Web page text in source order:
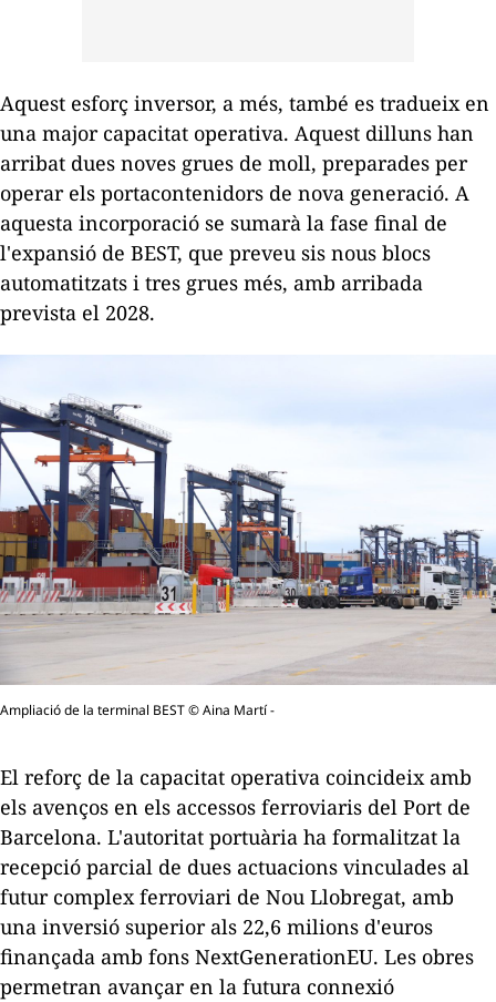
Aquest esforç inversor, a més, també es tradueix en
una major capacitat operativa. Aquest dilluns han
arribat dues noves grues de moll, preparades per
operar els portacontenidors de nova generació. A
aquesta incorporació se sumarà la fase final de
l'expansió de BEST, que preveu sis nous blocs
automatitzats i tres grues més, amb arribada
prevista el 2028.
Ampliació de la terminal BEST © Aina Martí -
El reforç de la capacitat operativa coincideix amb
els avenços en els accessos ferroviaris del Port de
Barcelona. L'autoritat portuària ha formalitzat la
recepció parcial de dues actuacions vinculades al
futur complex ferroviari de Nou Llobregat, amb
una inversió superior als 22,6 milions d'euros
finançada amb fons NextGenerationEU. Les obres
permetran avançar en la futura connexió